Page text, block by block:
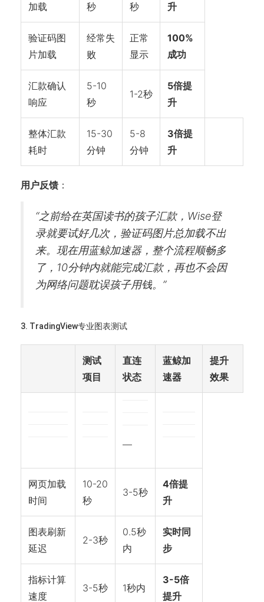
加载
秒
秒
升
验证码图
片加载
经常失
败
正常
显示
100%
成功
汇款确认
响应
5-10
秒
1-2秒
5倍提
升
整体汇款
耗时
15-30
分钟
5-8
分钟
3倍提
升
用户反馈 ：
“之前给在英国读书的孩子汇款，Wise登
录就要试好几次，验证码图片总加载不出
来。现在用蓝鲸加速器，整个流程顺畅多
了，10分钟内就能完成汇款，再也不会因
为网络问题耽误孩子用钱。”
3. TradingView专业图表测试
测试
项目
直连
状态
蓝鲸加
速器
提升
效果
—
网页加载
时间
10-20
秒
3-5秒
4倍提
升
图表刷新
延迟
2-3秒
0.5秒
内
实时同
步
指标计算
速度
3-5秒 1秒内
3-5倍
提升